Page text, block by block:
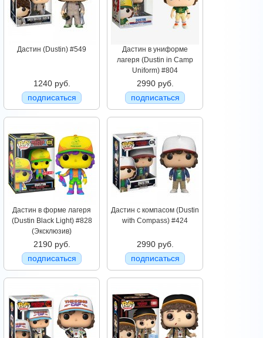
Дастин (Dustin) #549
1240 руб.
подписаться
Дастин в униформе
лагеря (Dustin in Camp
Uniform) #804
2990 руб.
подписаться
Дастин в форме лагеря
(Dustin Black Light) #828
(Эксклюзив)
2190 руб.
подписаться
Дастин с компасом (Dustin
with Compass) #424
2990 руб.
подписаться